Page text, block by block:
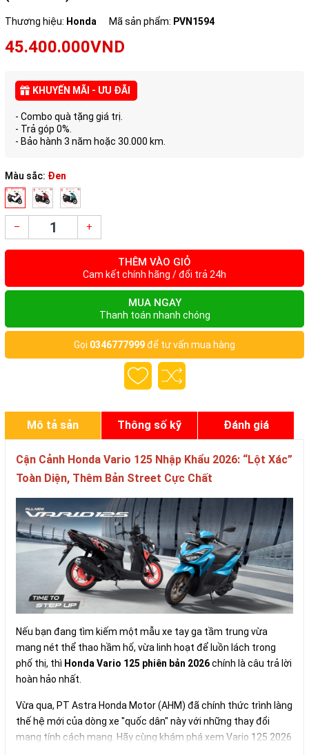
Thương hiệu: Honda Mã sản phẩm: PVN1594
45.400.000VND
KHUYẾN MÃI - ƯU ĐÃI
- Combo quà tặng giá trị.
- Trả góp 0%.
- Bảo hành 3 năm hoặc 30.000 km.
Màu sắc: Đen
– +
THÊM VÀO GIỎ
Cam kết chính hãng / đổi trả 24h
MUA NGAY
Thanh toán nhanh chóng
Gọi 0346777999để tư vấn mua hàng
Mô tả sản
phẩm
Thông số kỹ
thuật
Đánh giá
Cận Cảnh Honda Vario 125 Nhập Khẩu 2026: “Lột Xác”
Toàn Diện, Thêm Bản Street Cực Chất
Nếu bạn đang tìm kiếm một mẫu xe tay ga tầm trung vừa
mang nét thể thao hầm hố, vừa linh hoạt để luồn lách trong
phố thị, thì Honda Vario 125 phiên bản 2026chính là câu trả lời
hoàn hảo nhất.
Vừa qua, PT Astra Honda Motor (AHM) đã chính thức trình làng
thế hệ mới của dòng xe "quốc dân" này với những thay đổi
mang tính cách mạng. Hãy cùng khám phá xem Vario 125 2026